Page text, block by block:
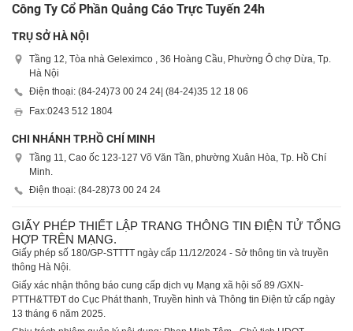
Công Ty Cổ Phần Quảng Cáo Trực Tuyến 24h
TRỤ SỞ HÀ NỘI
Tầng 12, Tòa nhà Geleximco , 36 Hoàng Cầu, Phường Ô chợ Dừa, Tp.
Hà Nội
Điện thoại: (84-24)73 00 24 24| (84-24)35 12 18 06
Fax:0243 512 1804
CHI NHÁNH TP.HỒ CHÍ MINH
Tầng 11, Cao ốc 123-127 Võ Văn Tần, phường Xuân Hòa, Tp. Hồ Chí
Minh.
Điện thoại: (84-28)73 00 24 24
GIẤY PHÉP THIẾT LẬP TRANG THÔNG TIN ĐIỆN TỬ TỔNG
HỢP TRÊN MẠNG.
Giấy phép số 180/GP-STTTT ngày cấp 11/12/2024 - Sở thông tin và truyền
thông Hà Nội.
Giấy xác nhận thông báo cung cấp dịch vụ Mạng xã hội số 89 /GXN-
PTTH&TTĐT do Cục Phát thanh, Truyền hình và Thông tin Điện tử cấp ngày
13 tháng 6 năm 2025.